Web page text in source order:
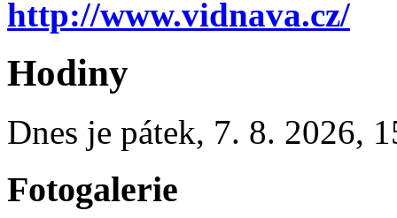
http://www.vidnava.cz/
Hodiny
Dnes je pátek, 7. 8. 2026,
Fotogalerie